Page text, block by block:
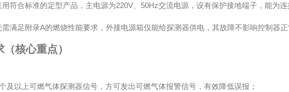
符合标准的定型产品，主电源为220V 50Hz交流电源，设有保护接地端子，能为
满足附录A的燃烧性能要求，外接电源箱仅能给探测器供电，其故障不影响控制器正
核心重点）
及以上可燃气体探测器信号，方可发出可燃气体报警信号，有效降低误报；